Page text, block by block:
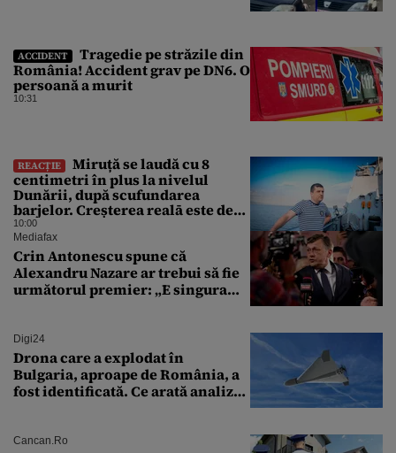
ACCIDENT
Tragedie pe străzile din
România! Accident grav pe DN6. O
persoană a murit
10:31
REACȚIE
Miruță se laudă cu 8
centimetri în plus la nivelul
Dunării, după scufundarea
barjelor. Creșterea realā este de
doar 4 centimetri
10:00
Mediafax
Crin Antonescu spune că
Alexandru Nazare ar trebui să fie
următorul premier: „E singura
Digi24
Drona care a explodat în
Bulgaria, aproape de România, a
fost identificată. Ce arată analiza
Cancan.ro